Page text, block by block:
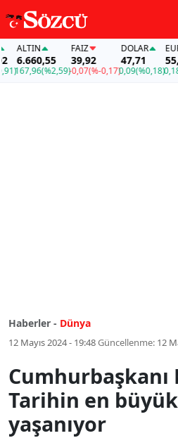
(%2,59)
39,92
-0,07(%-0,17)
DOLAR
47,71
0,09(%0,18)
EURO
55,19
0,18
Haberler - Dünya
12 Mayıs 2024 - 19:48Güncellenme: 12
Cumhurbaşkanı
Tarihin en
yaşanıyor